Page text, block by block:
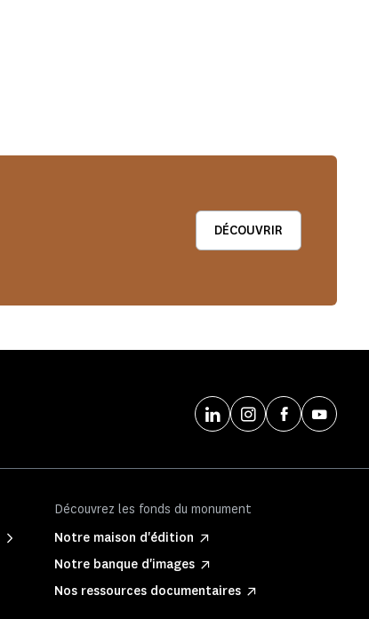
DÉCOUVRIR
Découvrez les fonds du monument
Notre maison d'édition
Notre banque d'images
Nos ressources documentaires